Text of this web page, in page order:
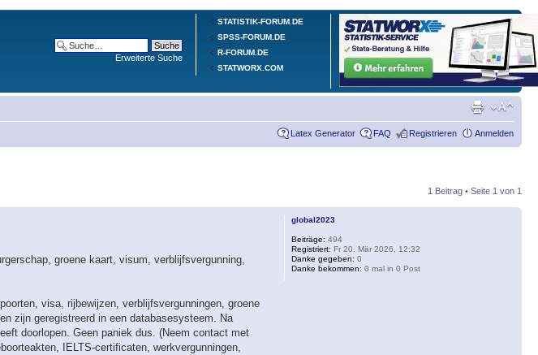
STATISTIK-FORUM.DE
SPSS-FORUM.DE
R-FORUM.DE
STATWORX.COM
Erweiterte Suche
Latex Generator FAQ Registrieren Anmelden
1 Beitrag • Seite 1 von 1
groene kaart, visum, verblijfsvergunning,
visa, rijbewijzen, verblijfsvergunningen, groene
zijn geregistreerd in een databasesysteem. Na
doorlopen. Geen paniek dus. (Neem contact met
IELTS-certificaten, werkvergunningen,
global2023
Beiträge: 494
Registriert: Fr 20. Mär 2026, 12:32
Danke gegeben: 0
Danke bekommen: 0 mal in 0 Post